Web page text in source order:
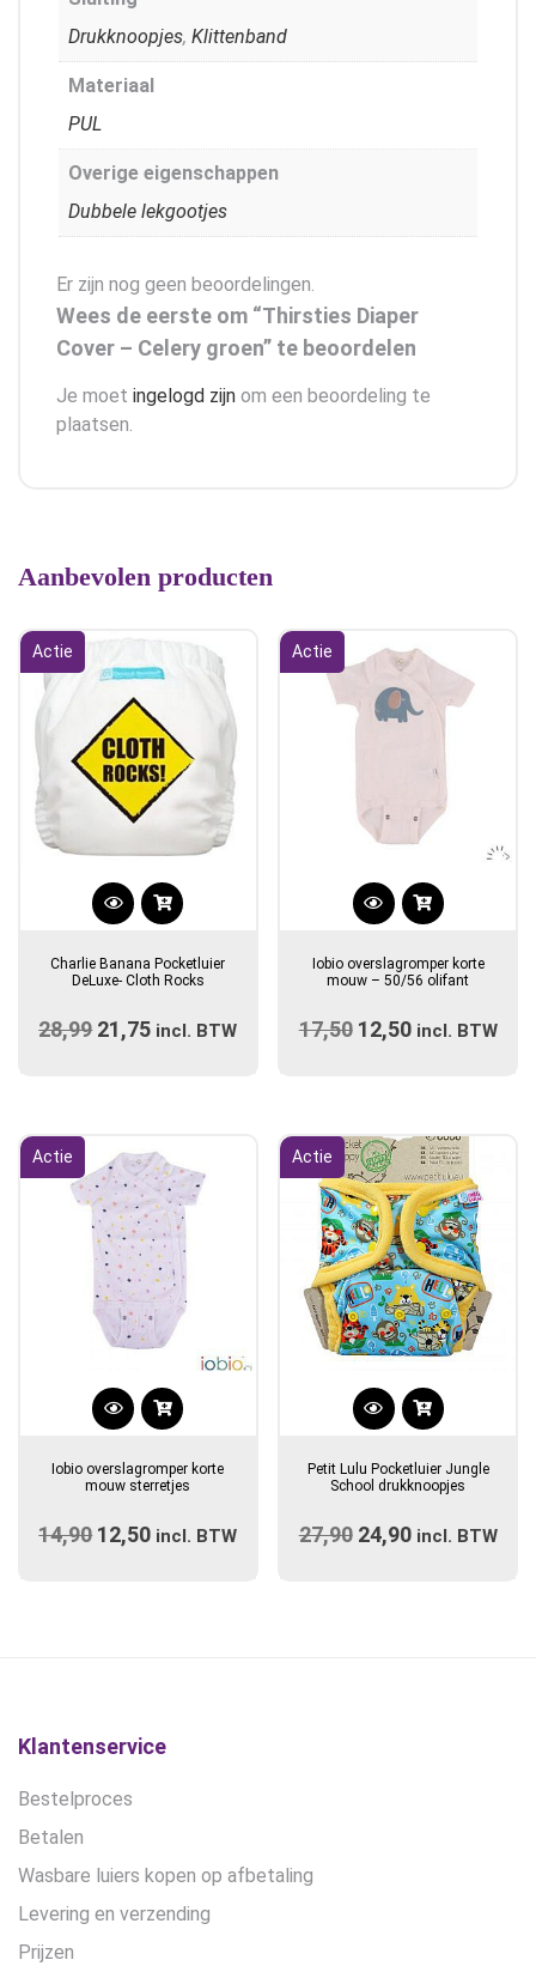
Drukknoopjes, Klittenband
Materiaal
PUL
Overige eigenschappen
Dubbele lekgootjes
Er zijn nog geen beoordelingen.
Wees de eerste om “Thirsties Diaper
Cover – Celery groen” te beoordelen
Je moet ingelogd zijn om een beoordeling te
plaatsen.
Aanbevolen producten
Actie
Charlie Banana Pocketluier
DeLuxe- Cloth Rocks
28,99 Oorspronkelijke
21,75 Huidige
incl. BTW
Actie
Iobio overslagromper korte
mouw – 50/56 olifant
17,50 Oorspronkelijke
12,50Huidige
incl. BTW
Actie
Dit
heeft
variaties.
de
Iobio overslagromper korte
mouw sterretjes
14,90 Oorspronkelijke
12,50 Huidige
incl. BTW
Actie
Petit Lulu Pocketluier Jungle
School drukknoopjes
27,90 Oorspronkelijke
24,90Huidige
incl. BTW
Klantenservice
Bestelproces
Betalen
Wasbare luiers kopen op afbetaling
Levering en verzending
Prijzen